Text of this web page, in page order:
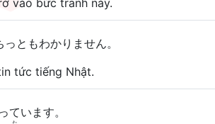
vào bức tranh này.
ともわかりません。
tức tiếng Nhật.
っています。
た